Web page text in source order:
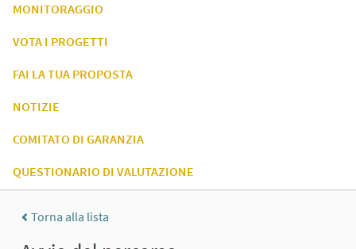
MONITORAGGIO
VOTA I PROGETTI
FAI LA TUA PROPOSTA
NOTIZIE
COMITATO DI GARANZIA
QUESTIONARIO DI VALUTAZIONE
Torna alla lista